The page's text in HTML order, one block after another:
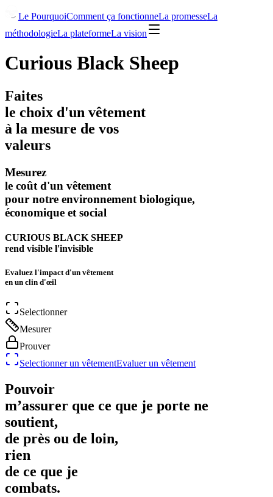
Le PourquoiComment ça fonctionneLa promesseLa
méthodologieLa plateformeLa vision
Curious Black Sheep
Faites
le choix d'un vêtement
à la mesure de vos
valeurs
Mesurez
le coût d'un vêtement
pour notre environnement biologique,
économique et social
CURIOUS BLACK SHEEP
rend visible l'invisible
Evaluez l'impact d'un vêtement
en un clin d'œil
Selectionner
Mesurer
Prouver
Selectionner un vêtementEvaluer un vêtement
Pouvoir
m’assurer que ce que je porte ne
soutient,
de près ou de loin,
rien
de ce que je
combats.